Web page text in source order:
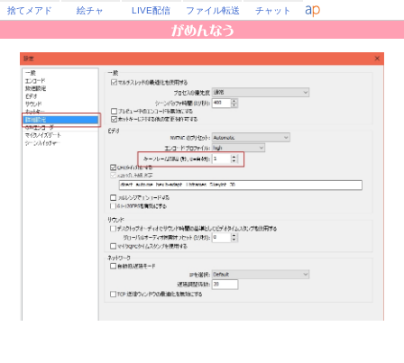
捨てメアド 絵チャ LIVE配信 ファイル転送 チャット